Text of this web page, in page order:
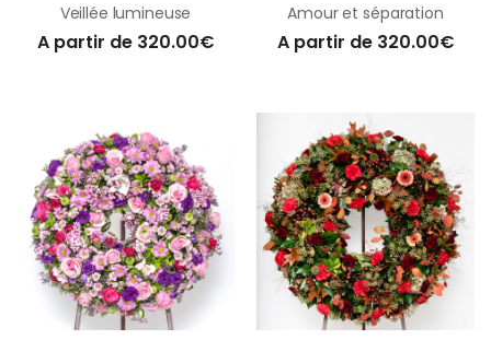
Veillée lumineuse
A partir de 320.00€
Amour et séparation
A partir de 320.00€